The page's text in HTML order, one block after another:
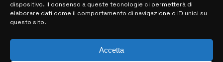
dispositivo. Il consenso a queste tecnologie ci permetterà di
elaborare dati come il comportamento di navigazione o ID unici su
questo sito.
Accetta
> NOTIZIE